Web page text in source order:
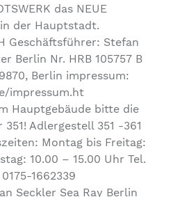
das NEUE
der Hauptstadt.
Geschäftsführer: Stefan
Berlin Nr. HRB 105757 B
Berlin impressum:
impressum.ht
Hauptgebäude bitte die
Adlergestell 351 -361
Montag bis Freitag:
10.00 – 15.00 Uhr Tel.
1662339
Seckler Sea Ray Berlin